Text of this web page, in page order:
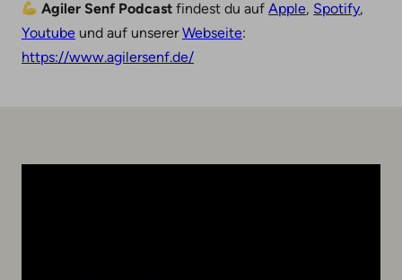
Agiler Senf Podcast findest du aufApple, Spotify,
Youtube und auf unsererWebseite:
https://www.agilersenf.de/